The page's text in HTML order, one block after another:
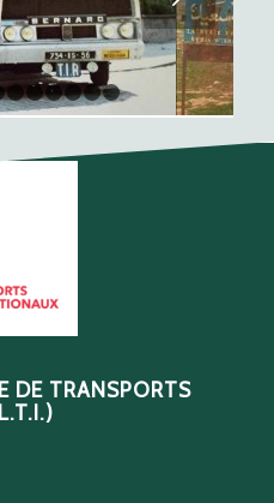
1 2 3 4 5 6 9 101112
DE TRANSPORTS